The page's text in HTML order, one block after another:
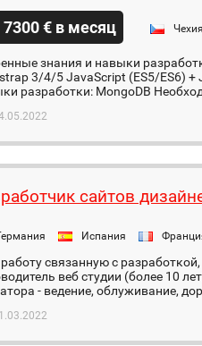
7300 € в месяц Чехия
знания и навыки
3/4/5 JavaScript (ES5/ES6) +
разработки: MongoDB
сайтов
Испания
связанную с
веб студии (более 10
- ведение, облуживание,